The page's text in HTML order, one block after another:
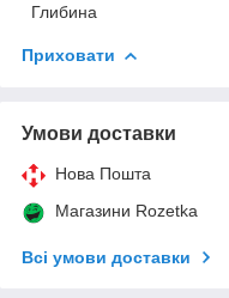
Глибина
Приховати
Умови доставки
Нова Пошта
Магазини Rozetka
Всі умови доставки